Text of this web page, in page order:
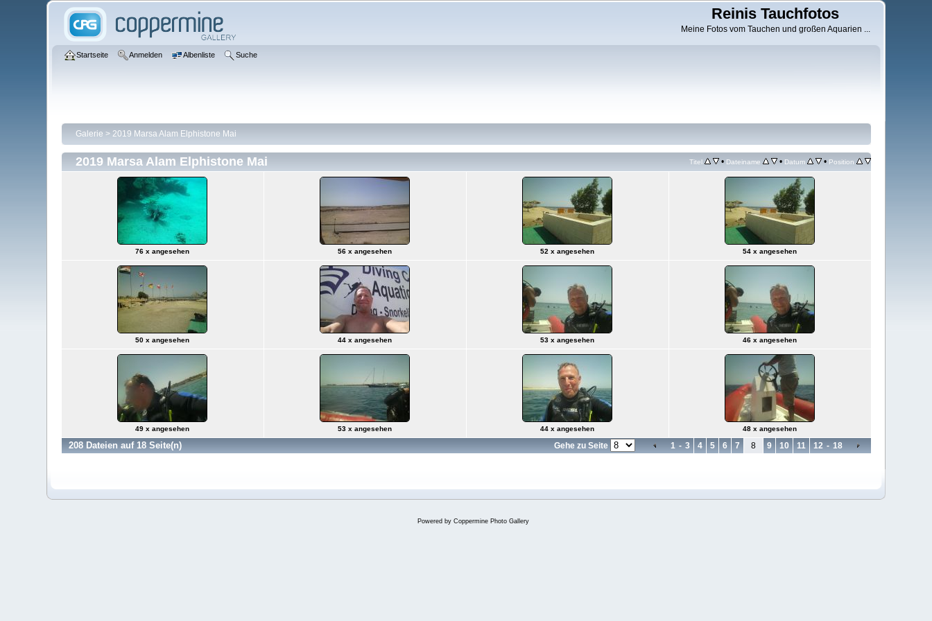
Reinis Tauchfotos
Meine Fotos vom Tauchen und großen Aquarien ...
Startseite Anmelden Albenliste Suche
Galerie > 2019 Marsa Alam Elphistone Mai
2019 Marsa Alam Elphistone Mai Titel • Dateiname • Datum • Position
76 x angesehen 56 x angesehen 52 x angesehen 54 x angesehen
50 x angesehen 44 x angesehen 53 x angesehen 46 x angesehen
49 x angesehen 53 x angesehen 44 x angesehen 48 x angesehen
208 Dateien auf 18 Seite(n) Gehe zu Seite 1 - 3 4 5 6 7 8 9 10 11 12 - 18
Powered by Coppermine Photo Gallery